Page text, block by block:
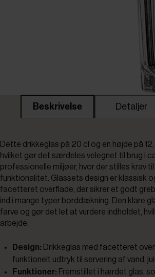
Beskrivelse Detaljer
Dette drikkeglas på 20 cl og en højde på
hvilket gør det særdeles velegnet til brug i
professionelle miljøer, hvor der stilles krav
funktionalitet. Glassets design er klassisk
facetteret overflade, der sikrer et godt
ind i mange typer borddækning. Den klare
farve og gør det let at vurdere indholdet,
arbejde.
Design: Drikkeglas med facetteret
funktionelt udtryk til servering af vand,
Funktioner: Fremstillet i hærdet glas,